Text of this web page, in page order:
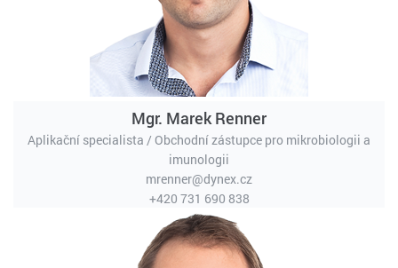
Mgr. Marek Renner
Aplikační specialista / Obchodní zástupce pro mikrobiologii a
imunologii
mrenner@dynex.cz
+420 731 690 838